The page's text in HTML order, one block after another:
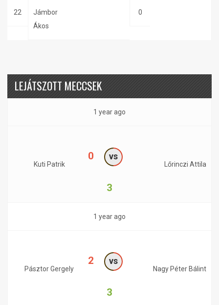
22
Jámbor
Ákos
0
LEJÁTSZOTT MECCSEK
1 year ago
Kuti Patrik
0 vs
3
Lőrinczi Attila
1 year ago
Pásztor Gergely
2 vs
3
Nagy Péter Bálint